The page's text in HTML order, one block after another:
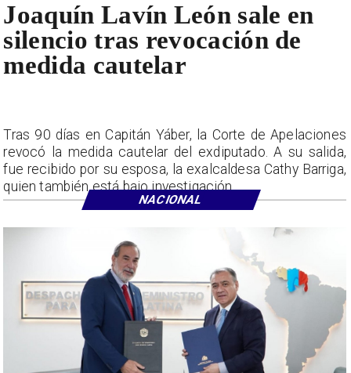
Joaquín Lavín León sale en
silencio tras revocación de
medida cautelar
Tras 90 días en Capitán Yáber, la Corte de Apelaciones
revocó la medida cautelar del exdiputado. A su salida,
fue recibido por su esposa, la exalcaldesa Cathy Barriga,
quien también está bajo investigación.
NACIONAL